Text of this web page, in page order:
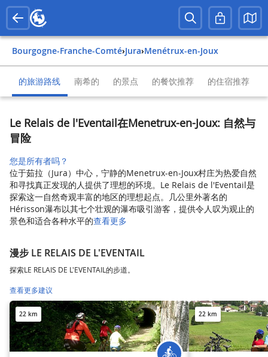
Bourgogne-Franche-Comté› Jura› Menétrux-en-Joux
的旅游路线 南希的 的景点 的餐饮推荐 的住宿推荐
Le Relais de l'Eventail在Menetrux-en-Joux: 自然与
冒险
您是所有者吗？
位于茹拉（Jura）中心，宁静的Menetrux-en-Joux村庄为热爱自然
和寻找真正发现的人提供了理想的环境。Le Relais de l'Eventail是
探索这一自然奇观丰富的地区的理想起点。几公里外著名的
Hérisson瀑布以其七个壮观的瀑布吸引游客，提供令人叹为观止的
景色和适合各种水平的查看更多
漫步 LE RELAIS DE L'EVENTAIL
探索LE RELAIS DE L'EVENTAIL的步道。
查看更多建议
22 km 22 km